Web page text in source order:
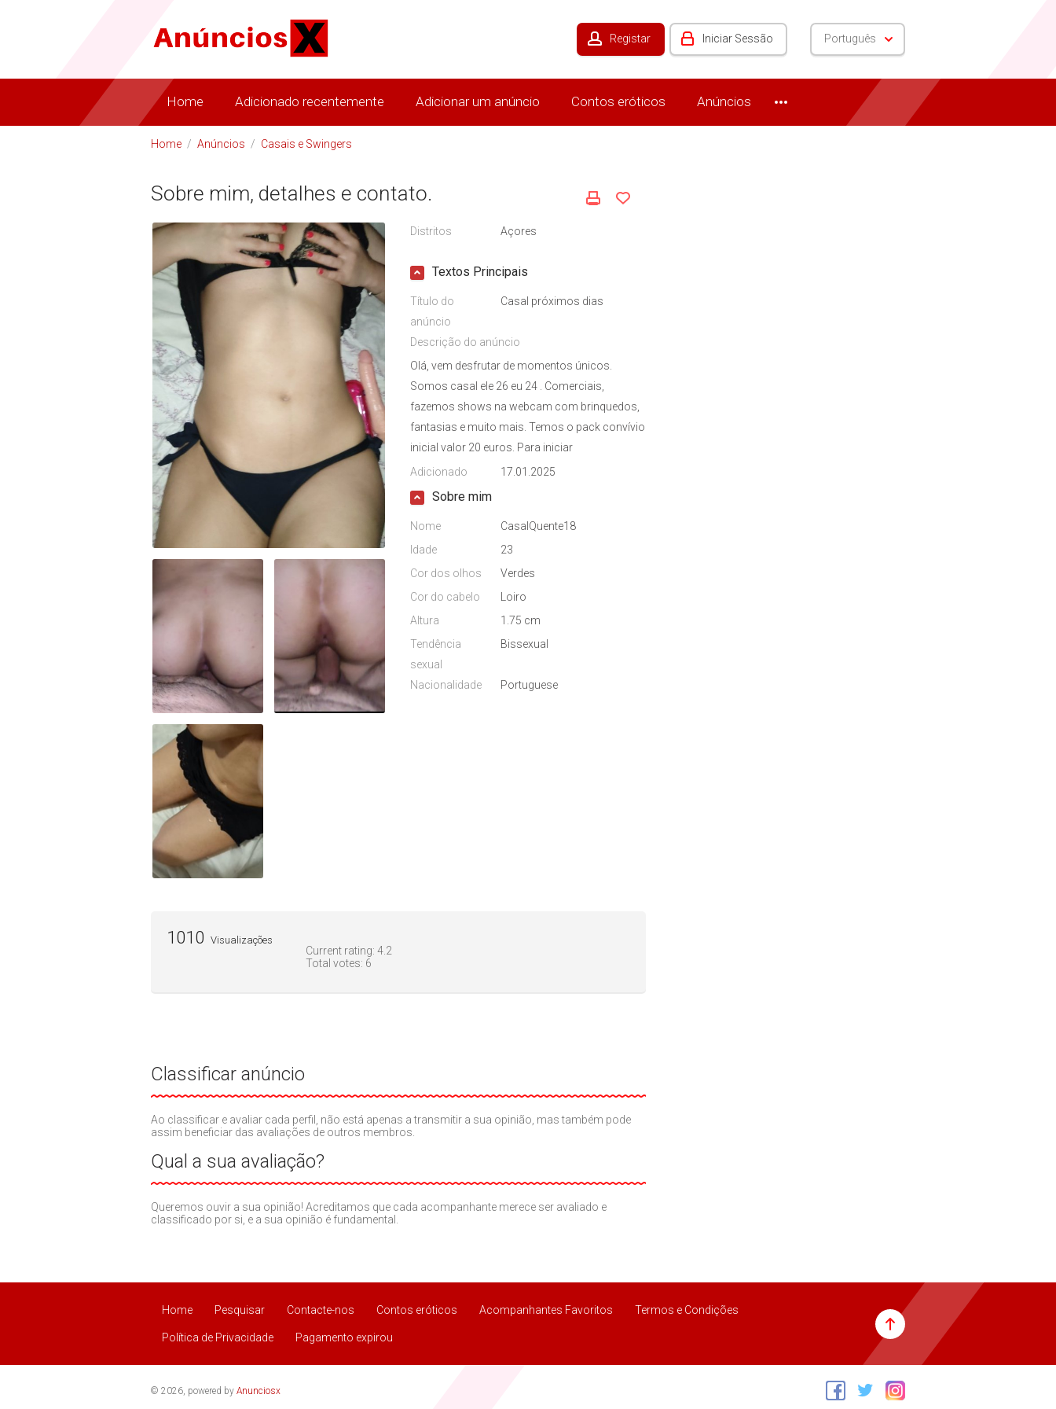
Registar Iniciar Sessão Português
Home Adicionado recentemente Adicionar um anúncio Contos eróticos Anúncios
Home / Anúncios / Casais e Swingers
Sobre mim, detalhes e contato.
Distritos Açores
Textos Principais
Título do
anúncio
Casal próximos dias
Descrição do anúncio
Olá, vem desfrutar de momentos únicos.
Somos casal ele 26 eu 24 . Comerciais,
fazemos shows na webcam com brinquedos,
fantasias e muito mais. Temos o pack convívio
inicial valor 20 euros. Para iniciar
Adicionado
17.01.2025
Sobre mim
Nome
CasalQuente18
Idade
23
Cor dos olhos
Verdes
Cor do cabelo
Loiro
Altura
1.75 cm
Tendência
sexual
Bissexual
Nacionalidade Portuguese
Current rating: 4.2
Total votes: 6
1010 Visualizações
Classificar anúncio
Ao classificar e avaliar cada perfil, não está apenas a transmitir a sua opinião, mas também pode
assim beneficiar das avaliações de outros membros.
Qual a sua avaliação?
Queremos ouvir a sua opinião! Acreditamos que cada acompanhante merece ser avaliado e
classificado por si, e a sua opinião é fundamental.
Home Pesquisar Contacte-nos Contos eróticos Acompanhantes Favoritos Termos e Condições
Política de Privacidade Pagamento expirou
© 2026, powered by Anunciosx